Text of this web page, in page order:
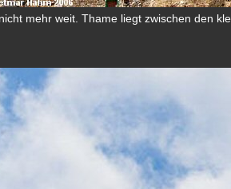
mehr weit. Thame liegt zwischen den